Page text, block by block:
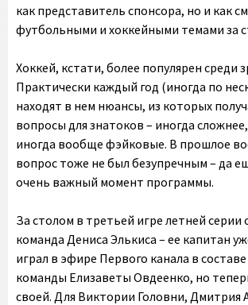
как представитель спонсора, но и как
футбольными и хоккейными темами за
Хоккей, кстати, более популярен среди
Практически каждый год (иногда по
находят в нем нюансы, из которых
вопросы для знатоков – иногда
иногда вообще фэйковые. В прошлое
вопрос тоже не был безупречным – да
очень важный момент программы.
За столом в третьей игре летней серии
команда Дениса Элькиса – ее капитан
играл в эфире Первого канала в составе
команды Елизаветы Овдеенко, но
своей. Для Виктории Головни, Дмитрия